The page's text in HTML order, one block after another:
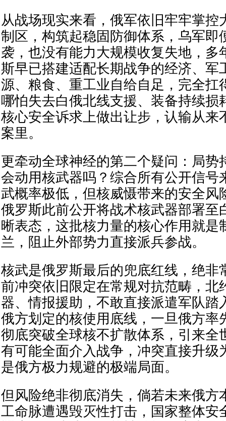
从战场现实来看，俄军依旧牢牢掌控
制区，构筑起稳固防御体系，乌军即
袭，也没有能力大规模收复失地，多
斯早已搭建适配长期战争的经济、军
源、粮食、重工业自给自足，完全扛
哪怕失去白俄北线支援、装备持续损
核心安全诉求上做出让步，认输从来
案里。
更牵动全球神经的第二个疑问：局势
会动用核武器吗？综合所有公开信号
武概率极低，但核威慑带来的安全风
俄罗斯此前公开将战术核武器部署至
晰表态，这批核力量的核心作用就是
兰，阻止外部势力直接派兵参战。
核武是俄罗斯最后的兜底红线，绝非
前冲突依旧限定在常规对抗范畴，北
器、情报援助，不敢直接派遣军队踏
俄方划定的核使用底线，一旦俄方率
彻底突破全球核不扩散体系，引来全
有可能全面介入战争，冲突直接升级
是俄方极力规避的极端局面。
但风险绝非彻底消失，倘若未来俄方
工命脉遭遇毁灭性打击，国家整体安